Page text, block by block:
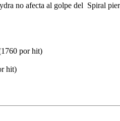
no afecta al golpe del Spiral
por hit)
hit)